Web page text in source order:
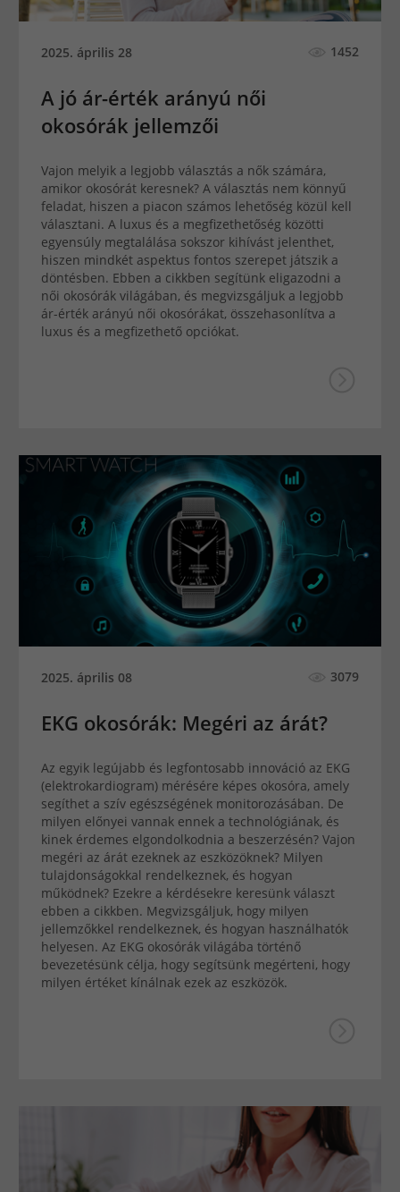
2025. április 28 1452
A jó ár-érték arányú női
okosórák jellemzői
Vajon melyik a legjobb választás a nők számára,
amikor okosórát keresnek? A választás nem könnyű
feladat, hiszen a piacon számos lehetőség közül kell
választani. A luxus és a megfizethetőség közötti
egyensúly megtalálása sokszor kihívást jelenthet,
hiszen mindkét aspektus fontos szerepet játszik a
döntésben. Ebben a cikkben segítünk eligazodni a
női okosórák világában, és megvizsgáljuk a legjobb
ár-érték arányú női okosórákat, összehasonlítva a
luxus és a megfizethető opciókat.
2025. április 08 3079
EKG okosórák: Megéri az árát?
Az egyik legújabb és legfontosabb innováció az EKG
(elektrokardiogram) mérésére képes okosóra, amely
segíthet a szív egészségének monitorozásában. De
milyen előnyei vannak ennek a technológiának, és
kinek érdemes elgondolkodnia a beszerzésén? Vajon
megéri az árát ezeknek az eszközöknek? Milyen
tulajdonságokkal rendelkeznek, és hogyan
működnek? Ezekre a kérdésekre keresünk választ
ebben a cikkben. Megvizsgáljuk, hogy milyen
jellemzőkkel rendelkeznek, és hogyan használhatók
helyesen. Az EKG okosórák világába történő
bevezetésünk célja, hogy segítsünk megérteni, hogy
milyen értéket kínálnak ezek az eszközök.